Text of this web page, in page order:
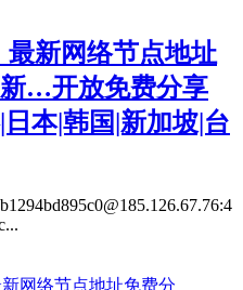
最新网络节点地址
…开放免费分享
日本|韩国|新加坡|台